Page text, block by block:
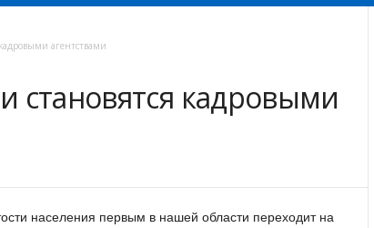
агентствами
становятся кадровыми
населения первым в нашей области переходит на